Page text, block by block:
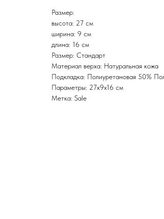
Размер:
высота: 27 см
ширина: 9 см
длина: 16 см
Размер: Стандарт
Материал верха: Натуральная кожа
Подкладка: Полиуретановая 50%
Параметры: 27x9x16 см
Метка: Sale